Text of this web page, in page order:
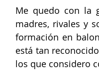
Me quedo con la
madres, rivales y
formación en
está tan
los que considero